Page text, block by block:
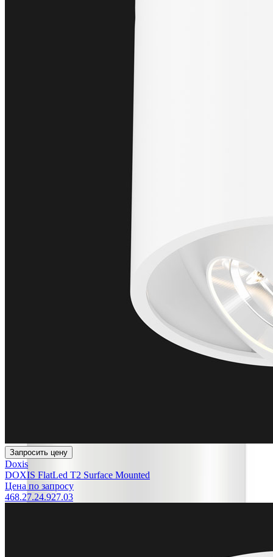
Запросить цену
Doxis
DOXIS FlatLed T2 Surface Mounted
Цена по запросу
468.27.24.927.03